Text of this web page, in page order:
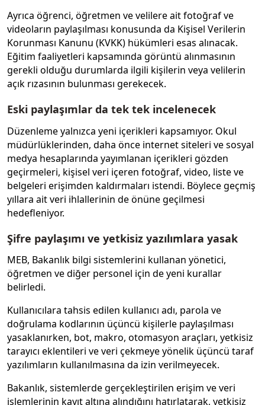
Ayrıca öğrenci, öğretmen ve velilere ait fotoğraf ve
videoların paylaşılması konusunda da Kişisel Verilerin
Korunması Kanunu (KVKK) hükümleri esas alınacak.
Eğitim faaliyetleri kapsamında görüntü alınmasının
gerekli olduğu durumlarda ilgili kişilerin veya velilerin
açık rızasının bulunması gerekecek.
Eski paylaşımlar da tek tek incelenecek
Düzenleme yalnızca yeni içerikleri kapsamıyor. Okul
müdürlüklerinden, daha önce internet siteleri ve sosyal
medya hesaplarında yayımlanan içerikleri gözden
geçirmeleri, kişisel veri içeren fotoğraf, video, liste ve
belgeleri erişimden kaldırmaları istendi. Böylece geçmiş
yıllara ait veri ihlallerinin de önüne geçilmesi
hedefleniyor.
Şifre paylaşımı ve yetkisiz yazılımlara yasak
MEB, Bakanlık bilgi sistemlerini kullanan yönetici,
öğretmen ve diğer personel için de yeni kurallar
belirledi.
Kullanıcılara tahsis edilen kullanıcı adı, parola ve
doğrulama kodlarının üçüncü kişilerle paylaşılması
yasaklanırken, bot, makro, otomasyon araçları, yetkisiz
tarayıcı eklentileri ve veri çekmeye yönelik üçüncü taraf
yazılımların kullanılmasına da izin verilmeyecek.
Bakanlık, sistemlerde gerçekleştirilen erişim ve veri
işlemlerinin kayıt altına alındığını hatırlatarak, yetkisiz